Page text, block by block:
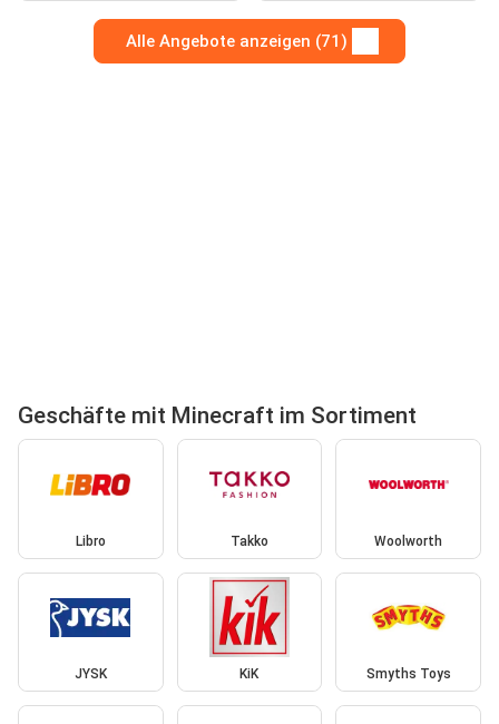
Alle Angebote anzeigen (71)
Geschäfte mit Minecraft im Sortiment
Libro Takko Woolworth
JYSK KiK Smyths Toys